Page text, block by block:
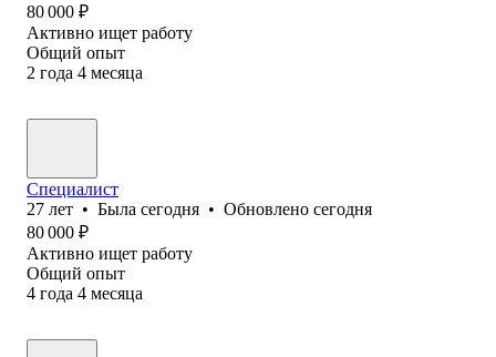
80 000 ₽
Активно ищет работу
Общий опыт
2 года 4 месяца
Специалист
27 лет • Была сегодня • Обновлено сегодня
80 000 ₽
Активно ищет работу
Общий опыт
4 года 4 месяца